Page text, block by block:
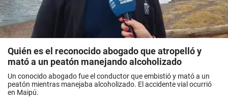
Quién es el reconocido abogado que atropelló y
mató a un peatón manejando alcoholizado
Un conocido abogado fue el conductor que embistió y mató a un
peatón mientras manejaba alcoholizado. El accidente vial ocurrió
en Maipú.